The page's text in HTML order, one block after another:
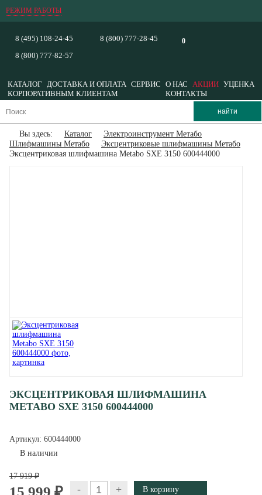
РЕЖИМ РАБОТЫ
0
8 (495) 108-24-45
8 (800) 777-82-57
8 (800) 777-28-45
КАТАЛОГ ДОСТАВКА И ОПЛАТА СЕРВИС О НАС АКЦИИ УЦЕНКА
КОРПОРАТИВНЫМ КЛИЕНТАМ
КОНТАКТЫ
Вы здесь: Каталог
Электроинструмент Метабо
Шлифмашины Метабо
Эксцентриковые шлифмашины Метабо
Эксцентриковая шлифмашина Metabo SXE 3150 600444000
ЭКСЦЕНТРИКОВАЯ ШЛИФМАШИНА
METABO SXE 3150 600444000
Артикул: 600444000
В наличии
17 919 ₽
15 999 ₽ - +